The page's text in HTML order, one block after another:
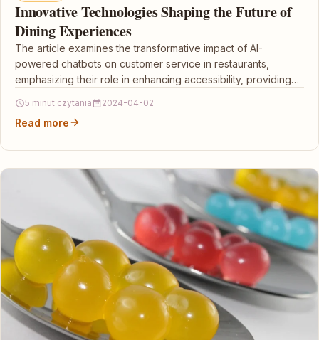
Innovative Technologies Shaping the Future of
Dining Experiences
The article examines the transformative impact of AI-
powered chatbots on customer service in restaurants,
emphasizing their role in enhancing accessibility, providing
5 minut czytania 2024-04-02
Read more